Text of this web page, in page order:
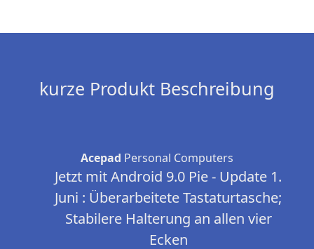
kurze Produkt Beschreibung
Acepad Personal Computers
Jetzt mit Android 9.0 Pie - Update 1.
Juni : Überarbeitete Tastaturtasche;
Stabilere Halterung an allen vier
Ecken